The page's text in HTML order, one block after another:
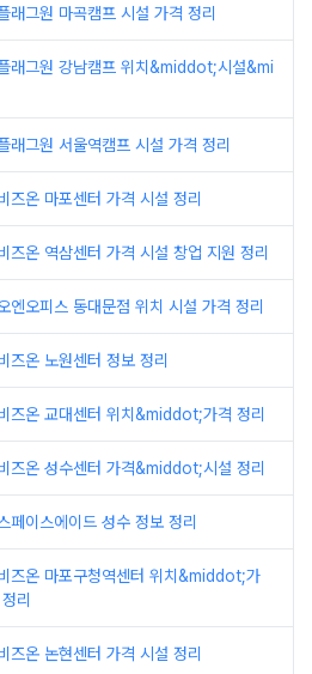
래그원 마곡캠프 시설 가격 정리
래그원 강남캠프 위치&middot;시설&mi
래그원 서울역캠프 시설 가격 정리
즈온 마포센터 가격 시설 정리
즈온 역삼센터 가격 시설 창업 지원 정리
엔오피스 동대문점 위치 시설 가격 정리
즈온 노원센터 정보 정리
즈온 교대센터 위치&middot;가격 정리
즈온 성수센터 가격&middot;시설 정리
페이스에이드 성수 정보 정리
즈온 마포구청역센터 위치&middot;가
리
즈온 논현센터 가격 시설 정리